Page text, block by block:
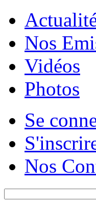
Nos
Vidéos
Photos
Se
Nos